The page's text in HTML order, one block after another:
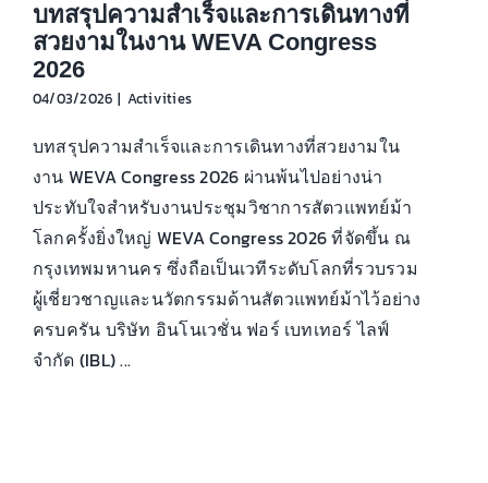
บทสรุปความสำเร็จและการเดินทางที่
สวยงามในงาน WEVA Congress
2026
04/03/2026 | Activities
บทสรุปความสำเร็จและการเดินทางที่สวยงามใน
งาน WEVA Congress 2026 ผ่านพ้นไปอย่างน่า
ประทับใจสำหรับงานประชุมวิชาการสัตวแพทย์ม้า
โลกครั้งยิ่งใหญ่ WEVA Congress 2026 ที่จัดขึ้น ณ
กรุงเทพมหานคร ซึ่งถือเป็นเวทีระดับโลกที่รวบรวม
ผู้เชี่ยวชาญและนวัตกรรมด้านสัตวแพทย์ม้าไว้อย่าง
ครบครัน บริษัท อินโนเวชั่น ฟอร์ เบทเทอร์ ไลฟ์
จำกัด (IBL) ...